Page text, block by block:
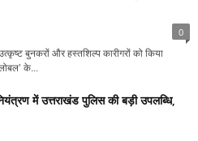
0
बुनकरों और हस्तशिल्प कारीगरों को किया
के...
में उत्तराखंड पुलिस की बड़ी उपलब्धि,